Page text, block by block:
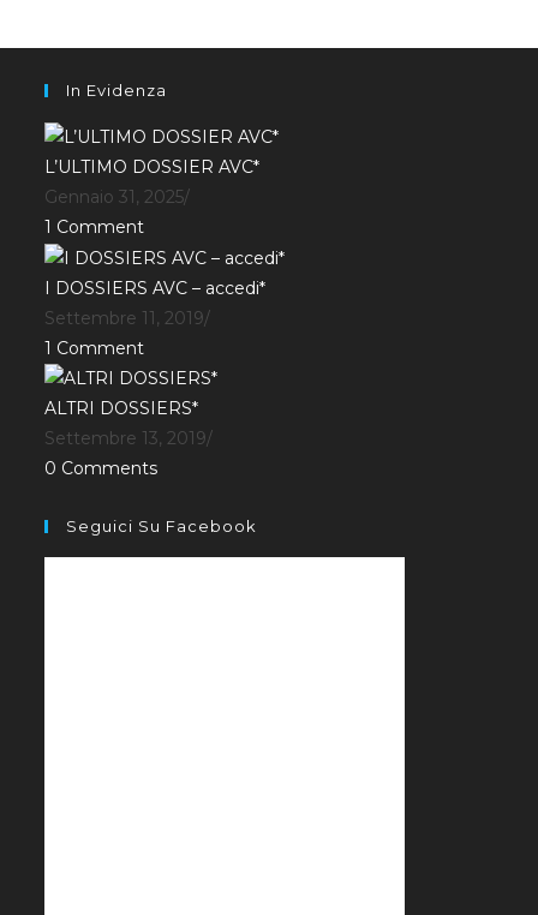
In Evidenza
L’ULTIMO DOSSIER AVC*
Gennaio 31, 2025/
1 Comment
I DOSSIERS AVC – accedi*
Settembre 11, 2019/
1 Comment
ALTRI DOSSIERS*
Settembre 13, 2019/
0 Comments
Seguici Su Facebook